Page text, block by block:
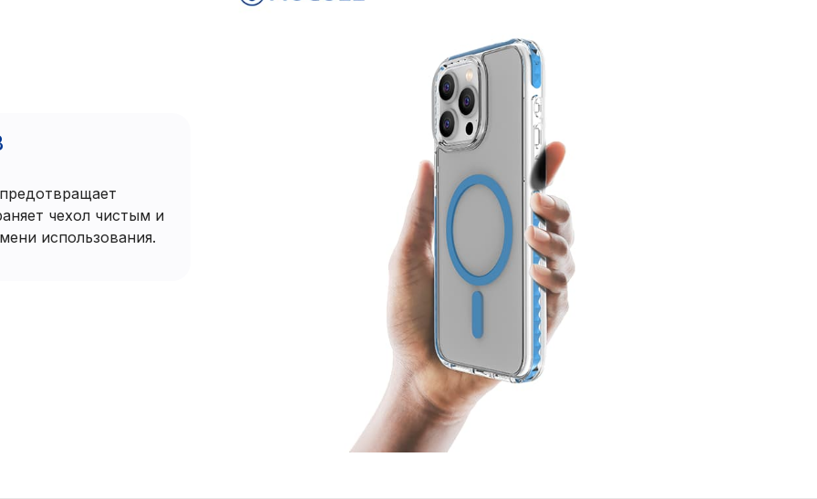
чехол чистым и
использования.